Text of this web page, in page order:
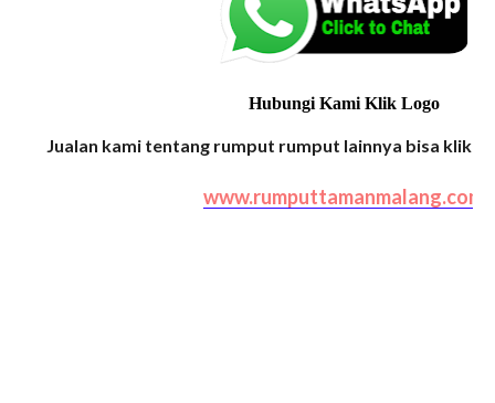
Hubungi Kami Klik Logo
Jualan kami tentang rumput rumput lainnya bisa klik
www.rumputtamanmalang.com